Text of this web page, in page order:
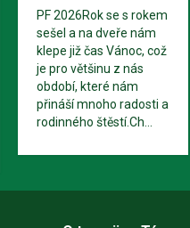
PF 2026Rok se s rokem
sešel a na dveře nám
klepe již čas Vánoc, což
je pro většinu z nás
období, které nám
přináší mnoho radosti a
rodinného štěstí.Ch...